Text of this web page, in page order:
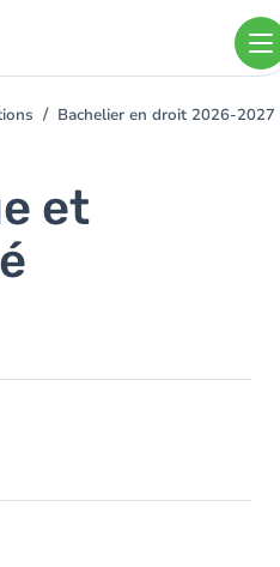
Bachelier en droit 2026-2027
et